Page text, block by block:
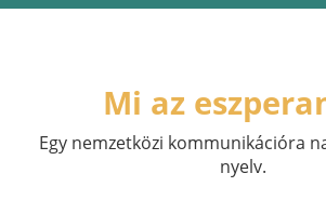
Mi az
Egy nemzetközi kommunikációra
nyelv.